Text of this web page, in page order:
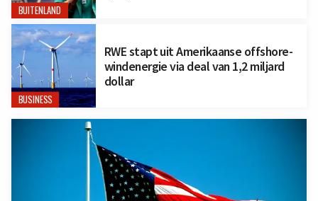
BUITENLAND
BUSINESS
RWE stapt uit Amerikaanse offshore-
windenergie via deal van 1,2 miljard
dollar